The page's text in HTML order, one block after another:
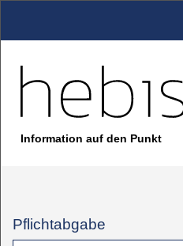
Information auf den Punkt
Pflichtabgabe